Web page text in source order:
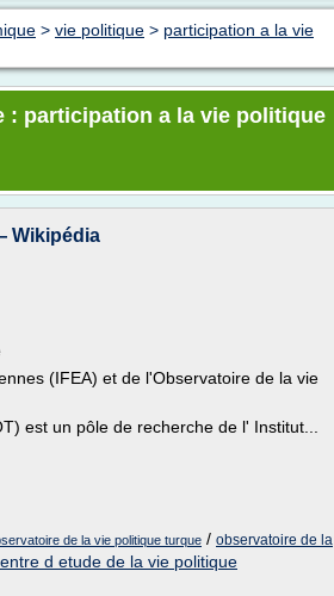
> vie politique > participation a la vie
: participation a la vie politique
Wikipédia
(IFEA) et de l'Observatoire de la vie
est un pôle de recherche de l' Institut...
de la vie politique turque / observatoire de la
d etude de la vie politique